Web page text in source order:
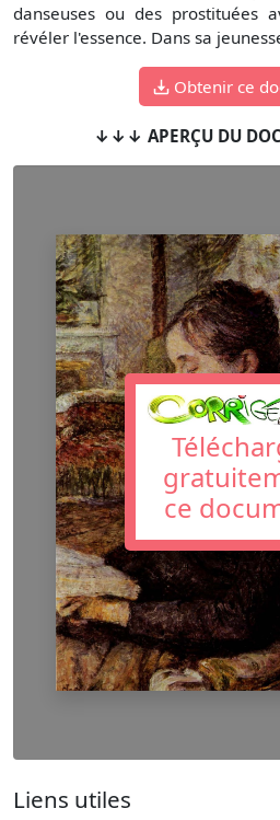
danseuses ou des prostituées
révéler l'essence. Dans sa
Obtenir ce
↓↓↓ APERÇU DU
ce
Liens utiles